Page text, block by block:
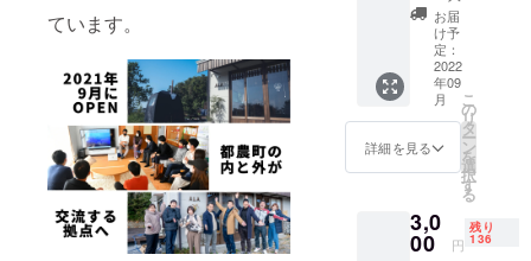
ています。
から、
お礼と
ALAの
日々を
綴った
メール
を送ら
せて頂
きま
す。
お届
け予
定：
2022
年09
月
詳細を見る
こ
の
リ
タ
ー
ン
を
選
択
す
る
3,0
00 円
残り
136